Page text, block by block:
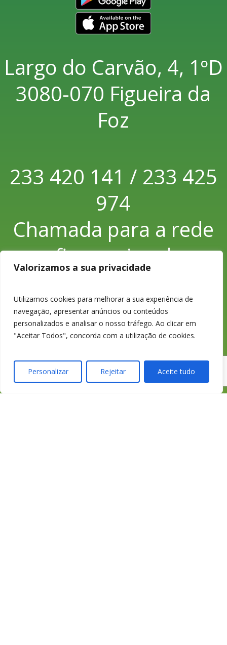
Valorizamos a sua privacidade
Utilizamos cookies para melhorar a sua experiência de
navegação, apresentar anúncios ou conteúdos
personalizados e analisar o nosso tráfego. Ao clicar em
"Aceitar Todos", concorda com a utilização de cookies.
Personalizar Rejeitar Aceite tudo
Largo do Carvão, 4, 1ºD
3080-070 Figueira da
Foz
233 420 141 / 233 425
974
Chamada para a rede
fixa nacional
233 426 925
Chamada para a rede
fixa nacional